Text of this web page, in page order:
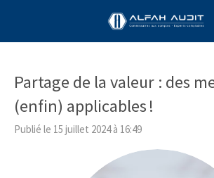
Partage de la valeur : des
(enfin) applicables !
Publié le 15 juillet 2024 à 16:49